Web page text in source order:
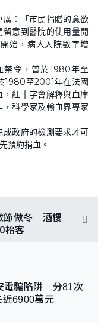
：「市民捐贈的意欲
意到醫院的使用量開
始，病人入院數字增
禁令，曾於1980年至
1980至2001年在法國
紅十字會解釋與血庫
科學家及輸血界專家
政府的檢測要求才可
預約捐血。
節做冬 酒樓
枱客
電騙陷阱 分81次
近6900萬元